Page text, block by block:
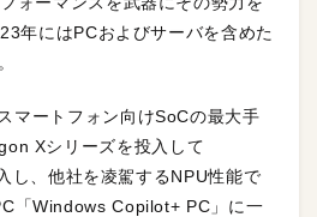
年にはPCおよびサーバを含めた
マートフォン向けSoCの最大手
Xシリーズを投入して
し、他社を凌駕するNPU性能で
「Windows Copilot+ PC」に一